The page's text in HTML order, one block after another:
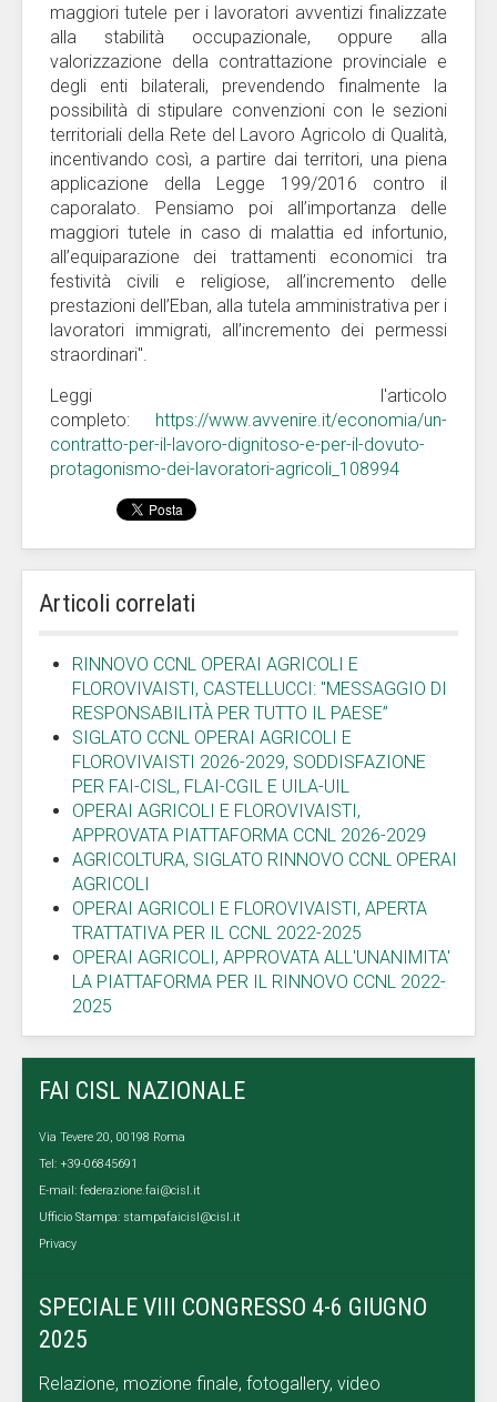
maggiori tutele per i lavoratori avventizi finalizzate
alla stabilità occupazionale, oppure alla
valorizzazione della contrattazione provinciale e
degli enti bilaterali, prevendendo finalmente la
possibilità di stipulare convenzioni con le sezioni
territoriali della Rete del Lavoro Agricolo di Qualità,
incentivando così, a partire dai territori, una piena
applicazione della Legge 199/2016 contro il
caporalato. Pensiamo poi all’importanza delle
maggiori tutele in caso di malattia ed infortunio,
all’equiparazione dei trattamenti economici tra
festività civili e religiose, all’incremento delle
prestazioni dell’Eban, alla tutela amministrativa per i
lavoratori immigrati, all’incremento dei permessi
straordinari".
Leggi l'articolo
completo: https://www.avvenire.it/economia/un-
contratto-per-il-lavoro-dignitoso-e-per-il-dovuto-
protagonismo-dei-lavoratori-agricoli_108994
Articoli correlati
RINNOVO CCNL OPERAI AGRICOLI E
FLOROVIVAISTI, CASTELLUCCI: "MESSAGGIO DI
RESPONSABILITÀ PER TUTTO IL PAESE”
SIGLATO CCNL OPERAI AGRICOLI E
FLOROVIVAISTI 2026-2029, SODDISFAZIONE
PER FAI-CISL, FLAI-CGIL E UILA-UIL
OPERAI AGRICOLI E FLOROVIVAISTI,
APPROVATA PIATTAFORMA CCNL 2026-2029
AGRICOLTURA, SIGLATO RINNOVO CCNL OPERAI
AGRICOLI
OPERAI AGRICOLI E FLOROVIVAISTI, APERTA
TRATTATIVA PER IL CCNL 2022-2025
OPERAI AGRICOLI, APPROVATA ALL'UNANIMITA'
LA PIATTAFORMA PER IL RINNOVO CCNL 2022-
2025
FAI CISL NAZIONALE
Via Tevere 20, 00198 Roma
Tel: +39-06845691
E-mail: federazione.fai@cisl.it
Ufficio Stampa: stampafaicisl@cisl.it
Privacy
SPECIALE VIII CONGRESSO 4-6 GIUGNO
2025
Relazione, mozione finale, fotogallery, video